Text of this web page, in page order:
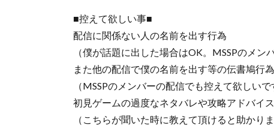
■控えて欲しい事■
配信に関係ない人の名前を出す行為
（僕が話題に出した場合はOK。MSSPのメン
また他の配信で僕の名前を出す等の伝書鳩行為
（MSSPのメンバーの配信でも控えて欲しいで
初見ゲームの過度なネタバレや攻略アドバイス
（こちらが聞いた時に教えて頂けると助かりま